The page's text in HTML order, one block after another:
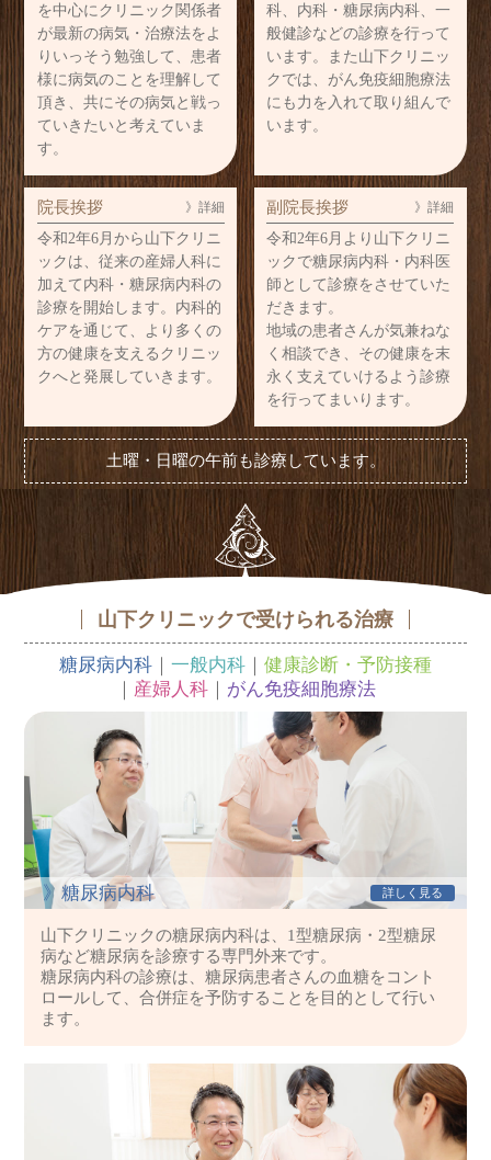
を中心にクリニック関係者
が最新の病気・治療法をよ
りいっそう勉強して、患者
様に病気のことを理解して
頂き、共にその病気と戦っ
ていきたいと考えていま
す。
科、内科・糖尿病内科、一
般健診などの診療を行って
います。また山下クリニッ
クでは、がん免疫細胞療法
にも力を入れて取り組んで
います。
院長挨拶
令和2年6月から山下クリニ
ックは、従来の産婦人科に
加えて内科・糖尿病内科の
診療を開始します。内科的
ケアを通じて、より多くの
方の健康を支えるクリニッ
クへと発展していきます。
》詳細 副院長挨拶
令和2年6月より山下クリニ
ックで糖尿病内科・内科医
師として診療をさせていた
だきます。
地域の患者さんが気兼ねな
く相談でき、その健康を末
永く支えていけるよう診療
を行ってまいります。
》詳細
土曜・日曜の午前も診療しています。
山下クリニックで受けられる治療
糖尿病内科 一般内科
健康診断・予防接種
産婦人科
がん免疫細胞療法
》糖尿病内科 詳しく見る
山下クリニックの糖尿病内科は、1型糖尿病・2型糖尿
病など糖尿病を診療する専門外来です。
糖尿病内科の診療は、糖尿病患者さんの血糖をコント
ロールして、合併症を予防することを目的として行い
ます。